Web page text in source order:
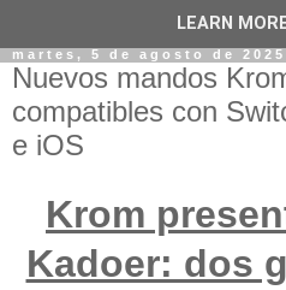
martes, 5 de agosto de 2025
Nuevos mandos
compatibles con
e iOS
Krom
Kadoer: dos
LEARN